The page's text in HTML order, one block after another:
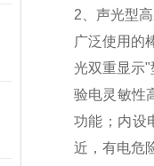
2、声光型
广泛使用的
光双重显示
验电灵敏性
功能；内设
近，有电危